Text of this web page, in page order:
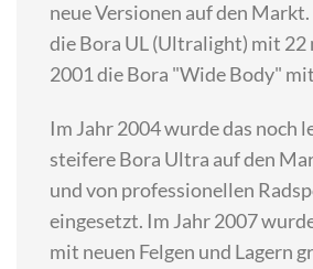
neue Versionen auf den
die Bora UL (Ultralight) mit 22
2001 die Bora "Wide Body"
Im Jahr 2004 wurde das noch
steifere Bora Ultra auf den
und von professionellen
eingesetzt. Im Jahr 2007
mit neuen Felgen und Lagern